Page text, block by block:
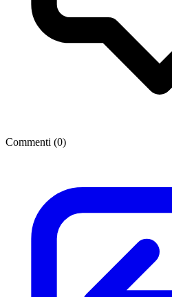
Commenti (0)